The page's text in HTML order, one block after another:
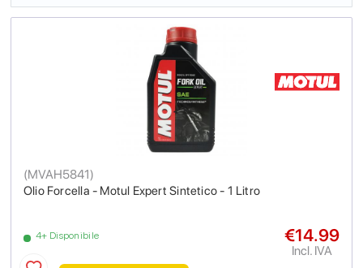
Olio Forcella - Motul Expert Sintetico - 1 Litro
(MVAH5841)
4+ Disponibile €14.99
Incl. IVA